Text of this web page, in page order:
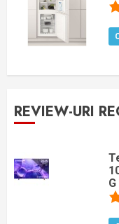
REVIEW-URI